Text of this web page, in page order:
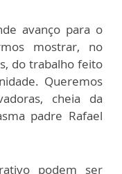
avanço para o
mostrar, no
do trabalho feito
Queremos
cheia da
padre Rafael
podem ser